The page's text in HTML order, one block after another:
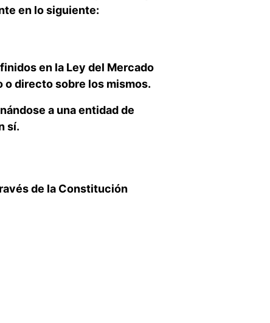
en lo siguiente:
en la Ley del Mercado
o directo sobre los mismos.
a una entidad de
sí.
de la Constitución